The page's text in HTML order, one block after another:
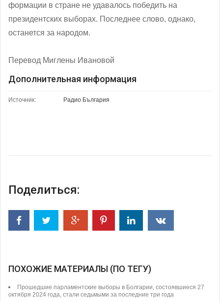
формации в стране не удавалось победить на
президентских выборах. Последнее слово, однако,
останется за народом.
Перевод Миглены Ивановой
Дополнительная информация
Источник: Радио България
Поделиться:
ПОХОЖИЕ МАТЕРИАЛЫ (ПО ТЕГУ)
Прошедшие парламентские выборы в Болгарии, состоявшиеся 27
октября 2024 года, стали седьмыми за последние три года